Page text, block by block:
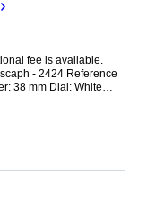
fee is available.
Quartz
is my shooting
usually 3-5 days